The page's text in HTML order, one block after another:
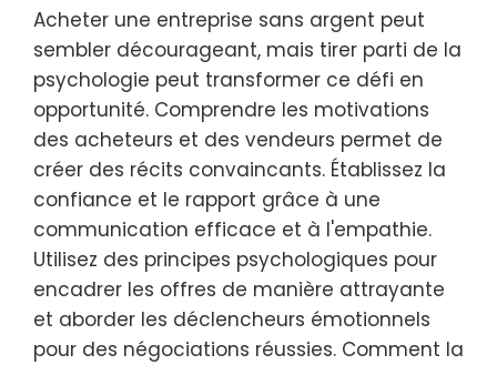
Acheter une entreprise sans argent peut
sembler décourageant, mais tirer parti de la
psychologie peut transformer ce défi en
opportunité. Comprendre les motivations
des acheteurs et des vendeurs permet de
créer des récits convaincants. Établissez la
confiance et le rapport grâce à une
communication efficace et à l'empathie.
Utilisez des principes psychologiques pour
encadrer les offres de manière attrayante
et aborder les déclencheurs émotionnels
pour des négociations réussies. Comment la